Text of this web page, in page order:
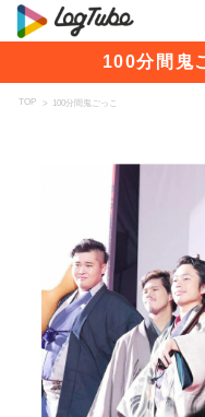
100分間鬼
TOP > 100分間鬼ごっこ